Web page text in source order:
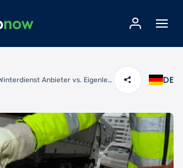
Winterdienst Anbieter vs. Eigenleistung: Der ultimative Kostenvergleich (2026) DE